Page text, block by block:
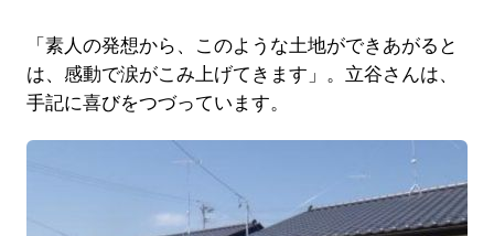
「素人の発想から、このような土地ができあがると
は、感動で涙がこみ上げてきます」。立谷さんは、
手記に喜びをつづっています。